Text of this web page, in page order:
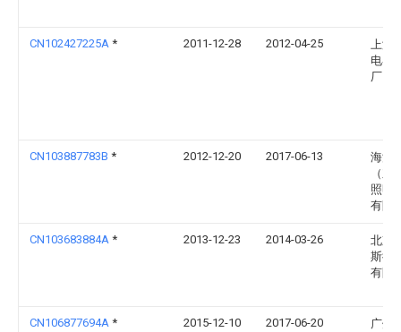
CN102427225A * 2011-12-28 2012-04-25
上海
电器
厂
CN103887783B * 2012-12-20 2017-06-13
海洋
（东
照明
有限
CN103683884A * 2013-12-23 2014-03-26
北京
斯德
有限
CN106877694A * 2015-12-10 2017-06-20
广州